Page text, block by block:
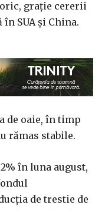
graţie cererii
SUA şi China.
de oaie, în timp
rămas stabile.
în luna august,
de trestie de